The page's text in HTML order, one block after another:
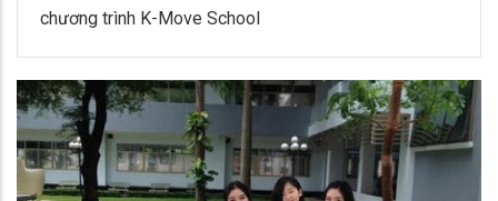
chương trình K-Move School